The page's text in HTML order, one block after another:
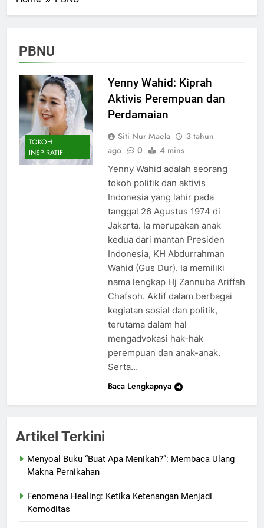
PBNU
TOKOH
INSPIRATIF
Yenny Wahid: Kiprah
Aktivis Perempuan dan
Perdamaian
Siti Nur Maela
3 tahun
ago
0 4 mins
Yenny Wahid adalah seorang
tokoh politik dan aktivis
Indonesia yang lahir pada
tanggal 26 Agustus 1974 di
Jakarta. Ia merupakan anak
kedua dari mantan Presiden
Indonesia, KH Abdurrahman
Wahid (Gus Dur). Ia memiliki
nama lengkap Hj Zannuba Ariffah
Chafsoh. Aktif dalam berbagai
kegiatan sosial dan politik,
terutama dalam hal
mengadvokasi hak-hak
perempuan dan anak-anak.
Serta…
Baca Lengkapnya
Artikel Terkini
Menyoal Buku “Buat Apa Menikah?”: Membaca Ulang
Makna Pernikahan
Fenomena Healing: Ketika Ketenangan Menjadi
Komoditas